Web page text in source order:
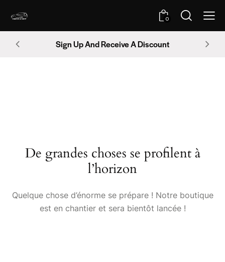
0
Sign Up And Receive A Discount
De grandes choses se profilent à
l’horizon
Quelque chose d’énorme se prépare ! Notre boutique
est en chantier et sera bientôt lancée !